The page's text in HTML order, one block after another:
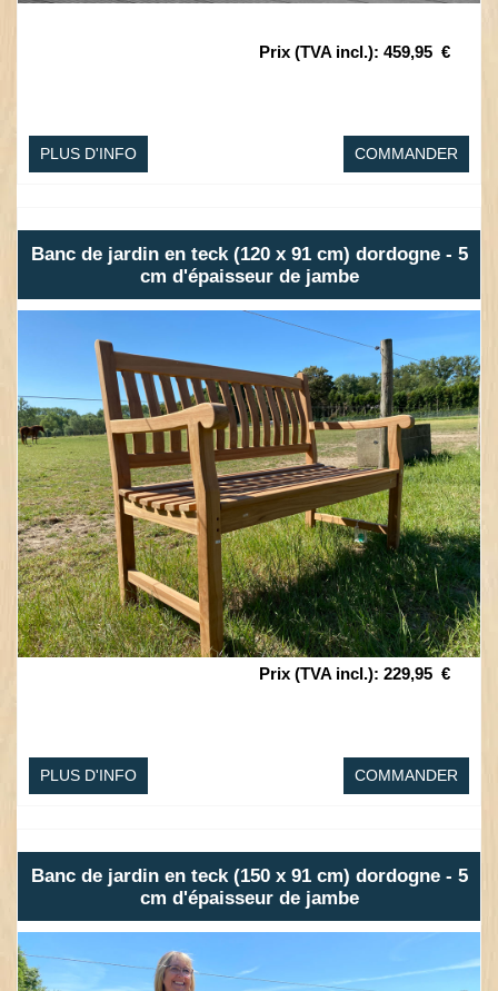
Prix (TVA incl.): 459,95 €
PLUS D'INFO COMMANDER
Banc de jardin en teck (120 x 91 cm) dordogne - 5
cm d'épaisseur de jambe
Prix (TVA incl.): 229,95 €
PLUS D'INFO COMMANDER
Banc de jardin en teck (150 x 91 cm) dordogne - 5
cm d'épaisseur de jambe